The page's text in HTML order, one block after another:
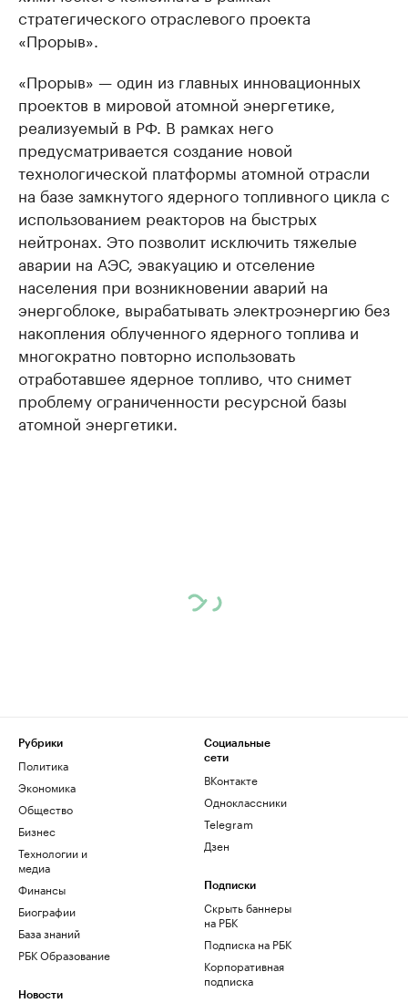
стратегического отраслевого проекта
«Прорыв».
«Прорыв» — один из главных инновационных
проектов в мировой атомной энергетике,
реализуемый в РФ. В рамках него
предусматривается создание новой
технологической платформы атомной отрасли
на базе замкнутого ядерного топливного цикла с
использованием реакторов на быстрых
нейтронах. Это позволит исключить тяжелые
аварии на АЭС, эвакуацию и отселение
населения при возникновении аварий на
энергоблоке, вырабатывать электроэнергию без
накопления облученного ядерного топлива и
многократно повторно использовать
отработавшее ядерное топливо, что снимет
проблему ограниченности ресурсной базы
атомной энергетики.
Рубрики
Политика
Экономика
Общество
Бизнес
Технологии и
медиа
Финансы
Биографии
База знаний
РБК Образование
Новости
Социальные
сети
ВКонтакте
Одноклассники
Telegram
Дзен
Подписки
Скрыть баннеры
на РБК
Подписка на РБК
Корпоративная
подписка